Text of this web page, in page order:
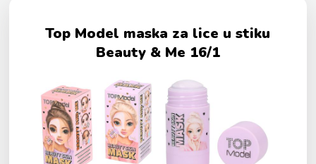
Top Model maska za lice u stiku
Beauty & Me 16/1